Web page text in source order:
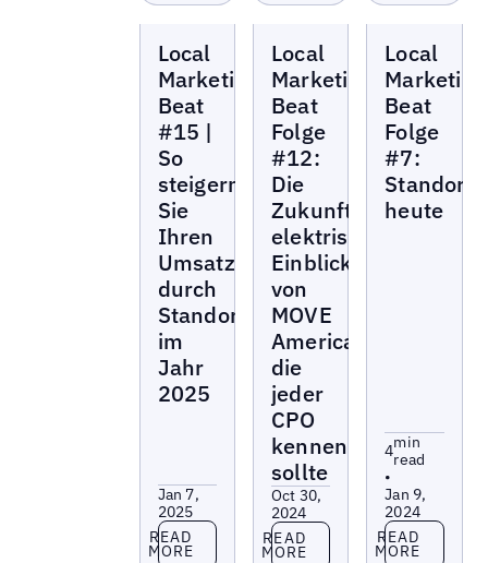
Marketing
Beat
Local
Marketing
Beat
#15 |
So
steigern
Sie
Ihren
Umsatz
durch
Standortmarketing
im
Jahr
2025
Jan 7,
2025
Read more
READ
MORE
Marketing
Beat
Local
Marketing
Beat
Folge
#12:
Die
Zukunft
elektrisieren:
Einblicke
von
MOVE
America,
die
jeder
CPO
kennen
sollte
Oct 30,
2024
Read more
READ
MORE
Marketing
Beat
Local
Marketing
Beat
Folge
#7:
heute
4min
read
•
Jan 9,
2024
Read more
READ
MORE